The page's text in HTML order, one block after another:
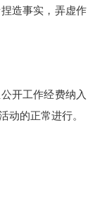
造事实，弄虚作
工作经费纳入
动的正常进行。